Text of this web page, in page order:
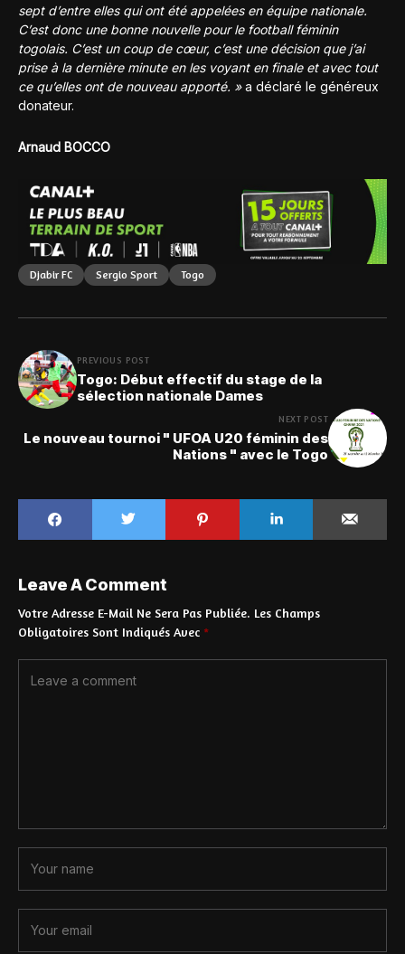
sept d’entre elles qui ont été appelées en équipe nationale.
C’est donc une bonne nouvelle pour le football féminin
togolais. C’est un coup de cœur, c’est une décision que j’ai
prise à la dernière minute en les voyant en finale et avec tout
ce qu’elles ont de nouveau apporté. »a déclaré le généreux
donateur.
Arnaud BOCCO
Djabir FC Sergio Sport Togo
PREVIOUS POST
Togo: Début effectif du stage de la
sélection nationale Dames
NEXT POST
Le nouveau tournoi " UFOA U20 féminin des
Nations " avec le Togo
Leave A Comment
Votre Adresse E-Mail Ne Sera Pas Publiée. Les Champs
Obligatoires Sont Indiqués Avec *